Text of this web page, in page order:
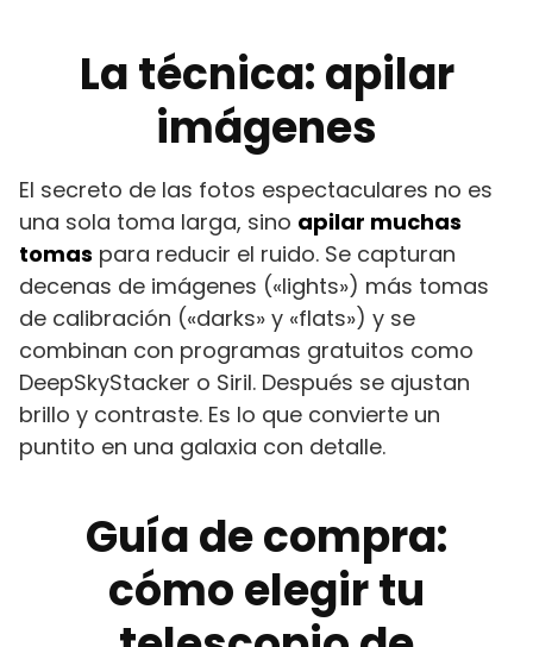
La técnica: apilar
imágenes
El secreto de las fotos espectaculares no es
una sola toma larga, sino apilar muchas
tomas para reducir el ruido. Se capturan
decenas de imágenes («lights») más tomas
de calibración («darks» y «flats») y se
combinan con programas gratuitos como
DeepSkyStacker o Siril. Después se ajustan
brillo y contraste. Es lo que convierte un
puntito en una galaxia con detalle.
Guía de compra:
cómo elegir tu